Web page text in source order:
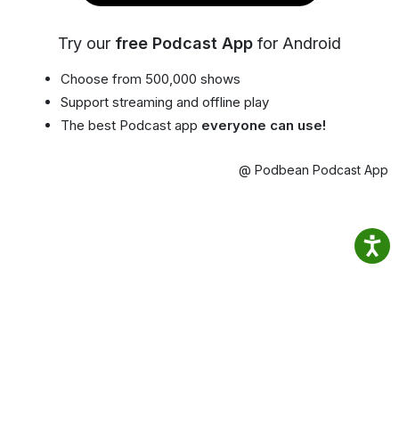
Try our free Podcast App for Android
Choose from 500,000 shows
Support streaming and offline play
The best Podcast app everyone can use!
@ Podbean Podcast App